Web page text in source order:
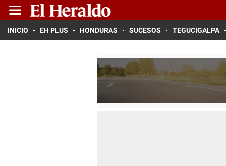
INICIO EH PLUS HONDURAS SUCESOS TEGUCIGALPA